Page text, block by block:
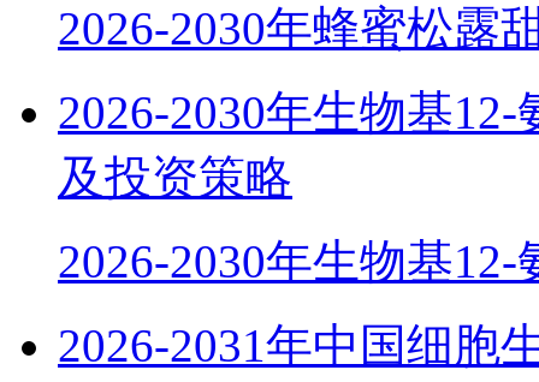
2026-2030年蜂蜜松露
2026-2030年生物基
及投资策略
2026-2030年生物基
2026-2031年中国细胞